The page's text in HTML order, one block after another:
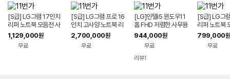
[S급] LG그램 17인치
리퍼 노트북 모음전 사
무용 게이밍 리퍼브 대
학생 랩탑 가성비 업무
1,129,000원
무료
[S급] LG그램 프로 16
인치 고사양 노트북 리
퍼 코어울트라9 2TB
32GB WIN11 144H
z VRR 16Z90TS-G.
2,700,000원
무료
[LG]인텔i5 윈도우11
홈 FHD 저렴한 사무용
대학생 인강용 가성비
노트북 울트라북 15U
50T-GROWK
944,000원
무료
리뷰1
[S급] LG그
리퍼 노트북
무용 게이밍
학생 랩탑 가
799,000원
무료